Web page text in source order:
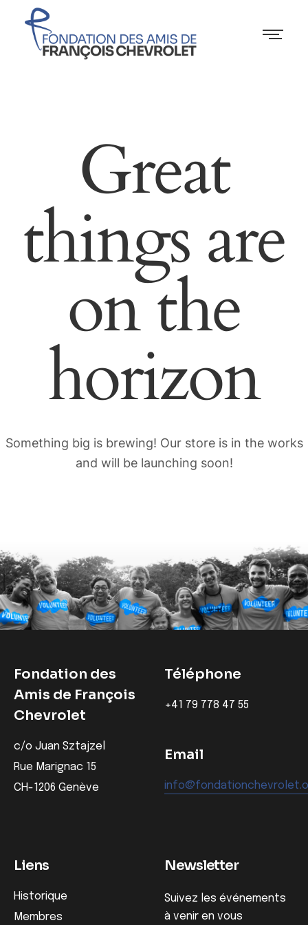
Great
things are
on the
horizon
Something big is brewing! Our store is in the works
and will be launching soon!
Fondation des
Amis de François
Chevrolet
c/o Juan Sztajzel
Rue Marignac 15
CH-1206 Genève
Téléphone
‭+41 79 778 47 55‬
Email
Liens
Historique
Membres
Newsletter
Suivez les événements
à venir en vous